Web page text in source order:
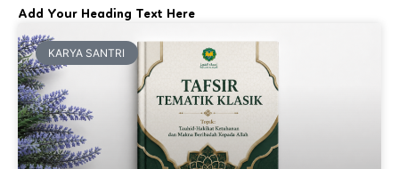
Add Your Heading Text Here
KARYA SANTRI